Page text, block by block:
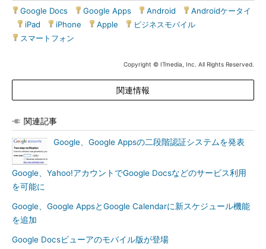
Google Docs Google Apps Android
Androidケータイ
iPad iPhone Apple ビジネスモバイル
スマートフォン
Copyright © ITmedia, Inc. All Rights Reserved.
関連情報
関連記事
Google、Google Appsの二段階認証システムを発表
Google、Yahoo!アカウントでGoogle Docsなどのサービス利用
を可能に
Google、Google AppsとGoogle Calendarに新スケジュール機能
を追加
Google Docsビューアのモバイル版が登場